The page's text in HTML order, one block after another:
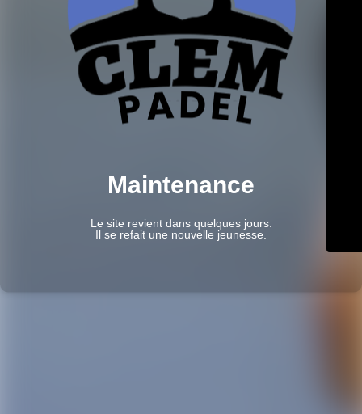
Maintenance
Le site revient dans quelques jours.
Il se refait une nouvelle jeunesse.